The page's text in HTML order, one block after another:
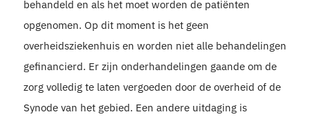
behandeld en als het moet worden de patiënten
opgenomen. Op dit moment is het geen
overheidsziekenhuis en worden niet alle behandelingen
gefinancierd. Er zijn onderhandelingen gaande om de
zorg volledig te laten vergoeden door de overheid of de
Synode van het gebied. Een andere uitdaging is